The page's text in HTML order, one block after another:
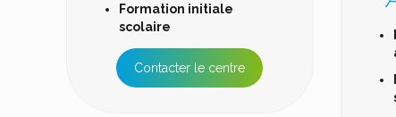
Formation initiale
scolaire
Contacter le centre